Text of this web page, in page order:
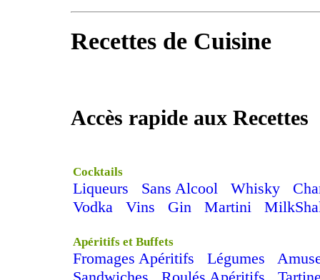
Recettes de Cuisine
Accès rapide aux Recettes
Cocktails
Liqueurs Sans Alcool Whisky
Vodka
Vins Gin Martini
Apéritifs et Buffets
Fromages Apéritifs Légumes